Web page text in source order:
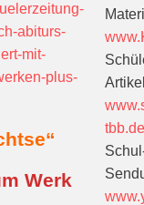
abiturs-
mit-
plus-
Werk
tbb.de